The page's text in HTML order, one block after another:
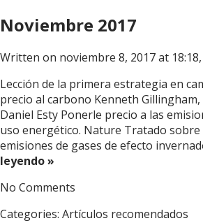
Noviembre 2017
Written on noviembre 8, 2017 at
Lección de la primera estrategia en
precio al carbono Kenneth
Daniel Esty Ponerle precio a las
uso energético. Nature Tratado sobre
emisiones de gases de efecto
leyendo »
No Comments
Categories: Artículos recomendados